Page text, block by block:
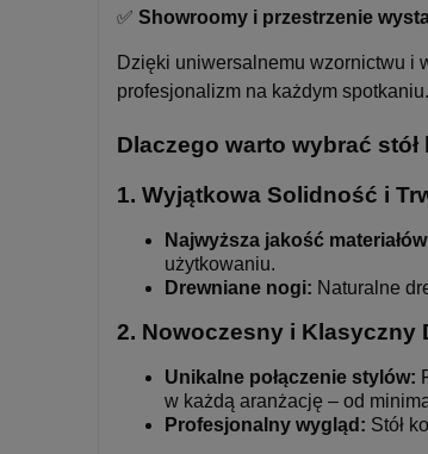
✅ Showroomy i przestrzenie
Dzięki uniwersalnemu wzornictwu i
profesjonalizm na każdym spotkaniu.
Dlaczego warto wybrać
1. Wyjątkowa Solidność i
Najwyższa jakość
użytkowaniu.
Drewniane nogi: Naturalne
2. Nowoczesny i Klasyczny
Unikalne połączenie stylów:
w każdą aranżację – od
Profesjonalny wygląd: Stół